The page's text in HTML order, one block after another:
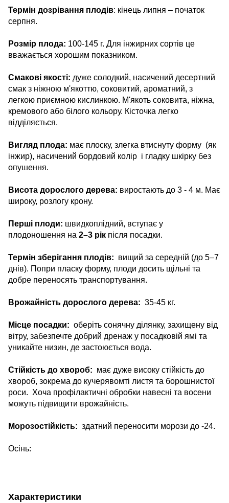
Термін дозрівання плодів: кінець липня – початок
серпня.
Розмір плода: 100-145 г. Для інжирних сортів це
вважається хорошим показником.
Смакові якості: дуже солодкий, насичений десертний
смак з ніжною м'якоттю, соковитий, ароматний, з
легкою приємною кислинкою. М'якоть соковита, ніжна,
кремового або білого кольору. Кісточка легко
відділяється.
Вигляд плода: має плоску, злегка втиснуту форму (як
інжир), насичений бордовий колір і гладку шкірку без
опушення.
Висота дорослого дерева: виростають до 3 - 4 м. Має
широку, розлогу крону.
Перші плоди: швидкоплідний, вступає у
плодоношення на 2–3 рік після посадки.
Термін зберігання плодів: вищий за середній (до 5–7
днів). Попри пласку форму, плоди досить щільні та
добре переносять транспортування.
Врожайність дорослого дерева: 35-45 кг.
Місце посадки: оберіть сонячну ділянку, захищену від
вітру, забезпечте добрий дренаж у посадковій ямі та
уникайте низин, де застоюється вода.
Стійкість до хвороб: має дуже високу стійкість до
хвороб, зокрема до кучерявомті листя та борошнистої
роси. Хоча профілактичні обробки навесні та восени
можуть підвищити врожайність.
Морозостійкість: здатний переносити морози до -24.
Осінь:
Характеристики